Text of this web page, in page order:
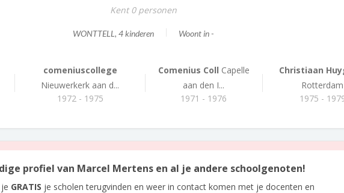
Kent 0 personen
WONTTELL, 4 kinderen Woont in -
comeniuscollege
Nieuwerkerk aan d...
1972 - 1975
Comenius Coll Capelle
aan den I...
1971 - 1976
Christiaan
Rotterdam
1975 -
profiel van Marcel Mertens en al je andere schoolgenoten!
GRATIS je scholen terugvinden en weer in contact komen met je docenten en